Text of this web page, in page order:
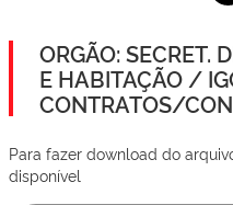
ORGÃO: SECRET.
E HABITAÇÃO /
CONTRATOS/
Para fazer download do
disponível